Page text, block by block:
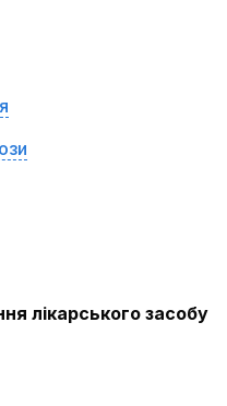
лікарського засобу